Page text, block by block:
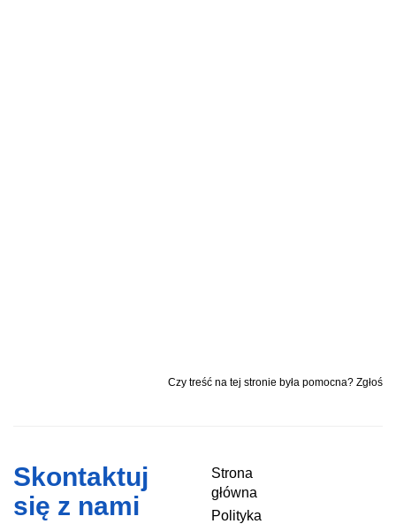
Czy treść na tej stronie była pomocna? Zgłoś
Skontaktuj
się z nami
Strona
główna
Polityka